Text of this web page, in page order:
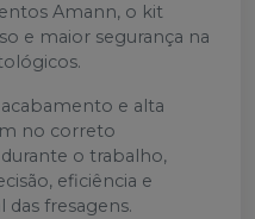
Amann, o kit
e maior segurança na
e alta
no correto
o trabalho,
eficiência e
das fresagens.